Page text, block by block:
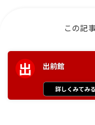
この記
出 出前館
詳しくみてみる